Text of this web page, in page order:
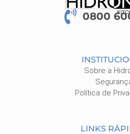
0800
Sobre a
Política de
LINKS